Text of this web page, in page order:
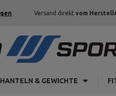
Versand direkt vom
HANTELN & GEWICHTE